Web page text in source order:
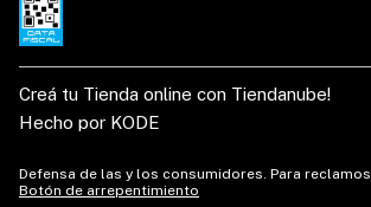
Creá tu Tienda online con Tiendanube!
Hecho por KODE
Defensa de las y los consumidores. Para reclamos
Botón de arrepentimiento